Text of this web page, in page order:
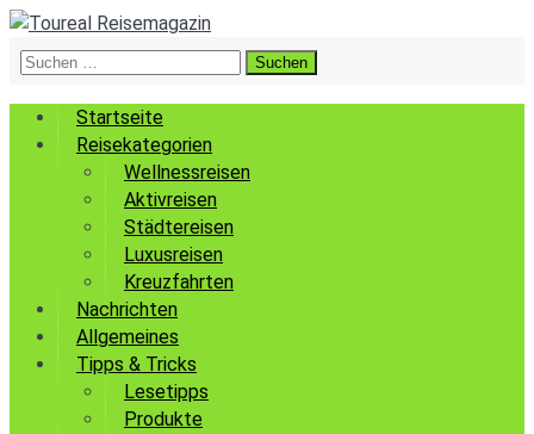
Suchen
Startseite
Reisekategorien
Wellnessreisen
Aktivreisen
Städtereisen
Luxusreisen
Kreuzfahrten
Nachrichten
Allgemeines
Tipps & Tricks
Lesetipps
Produkte